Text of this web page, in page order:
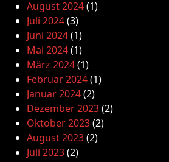
August 2024(1)
Juli 2024(3)
Juni 2024(1)
Mai 2024(1)
März 2024(1)
Februar 2024(1)
Januar 2024(2)
Dezember 2023(2)
Oktober 2023(2)
August 2023(2)
Juli 2023(2)